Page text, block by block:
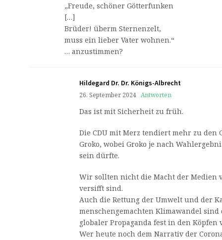
„Freude, schöner Götterfunken
[…]
Brüder! überm Sternenzelt,
muss ein lieber Vater wohnen.“
… anzustimmen?
Hildegard Dr. Dr. Königs-Albrecht
26. September 2024 Antworten
Das ist mit Sicherheit zu früh.
Die CDU mit Merz tendiert mehr zu den
Groko, wobei Groko je nach
sein dürfte.
Wir sollten nicht die Macht der Medien
versifft sind.
Auch die Rettung der Umwelt und der
menschengemachten Klimawandel
globaler Propaganda fest in den Köpfen
Wer heute noch dem Narrativ der